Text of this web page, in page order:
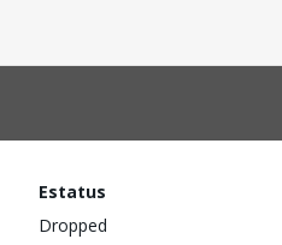
Estatus
Dropped